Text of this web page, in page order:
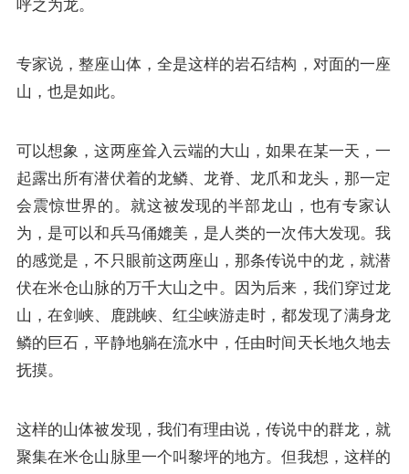
呼之为龙。
专家说，整座山体，全是这样的岩石结构，对面的一座
山，也是如此。
可以想象，这两座耸入云端的大山，如果在某一天，一
起露出所有潜伏着的龙鳞、龙脊、龙爪和龙头，那一定
会震惊世界的。就这被发现的半部龙山，也有专家认
为，是可以和兵马俑媲美，是人类的一次伟大发现。我
的感觉是，不只眼前这两座山，那条传说中的龙，就潜
伏在米仓山脉的万千大山之中。因为后来，我们穿过龙
山，在剑峡、鹿跳峡、红尘峡游走时，都发现了满身龙
鳞的巨石，平静地躺在流水中，任由时间天长地久地去
抚摸。
这样的山体被发现，我们有理由说，传说中的群龙，就
聚集在米仓山脉里一个叫黎坪的地方。但我想，这样的